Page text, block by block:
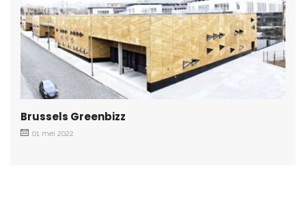
Brussels Greenbizz
01 mei 2022